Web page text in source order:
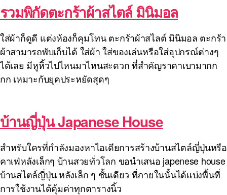
รวมพิกัดตะกร้าผ้าสไตล์ มินิมอล
ใส่ผ้าก็ดูดี แต่งห้องก็คุมโทน ตะกร้าผ้าสไลต์ มินิมอล ตะกร้า
ผ้าสามารถพับเก็บได้ ใส่ผ้า ใส่ของเล่นหรือใส่อุปกรณ์ต่างๆ
ได้เลย มีหูหิ้วไปไหนมาไหนสะดวก ที่สำคัญราคาเบามากก
กก เหมาะกับยุคประหยัดสุดๆ
บ้านญี่ปุ่น Japanese House
สำหรับใครที่กำลังมองหาไอเดียการสร้างบ้านสไตล์ญี่ปุ่นหรือ
คาเฟ่หลังเล็กๆ บ้านสวยทั่วโลก ขอนำเสนอ japenese house
บ้านสไตล์ญี่ปุ่น หลังเล็ก ๆ ชั้นเดียว ที่ภายในนั้นได้แบ่งพื้นที่
การใช้งานได้คุ้มค่าทุกตารางนิ้ว